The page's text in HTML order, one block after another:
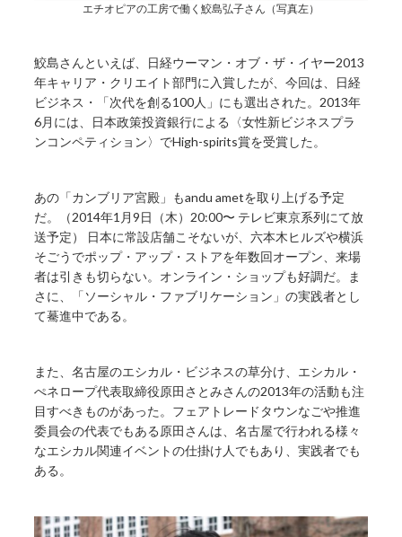
エチオピアの工房で働く鮫島弘子さん（写真左）
鮫島さんといえば、日経ウーマン・オブ・ザ・イヤー2013
年キャリア・クリエイト部門に入賞したが、今回は、日経
ビジネス・「次代を創る100人」にも選出された。2013年
6月には、日本政策投資銀行による〈女性新ビジネスプラ
ンコンペティション〉でHigh-spirits賞を受賞した。
あの「カンブリア宮殿」もandu ametを取り上げる予定
だ。（2014年1月9日（木）20:00〜 テレビ東京系列にて放
送予定） 日本に常設店舗こそないが、六本木ヒルズや横浜
そごうでポップ・アップ・ストアを年数回オープン、来場
者は引きも切らない。オンライン・ショップも好調だ。ま
さに、「ソーシャル・ファブリケーション」の実践者とし
て驀進中である。
また、名古屋のエシカル・ビジネスの草分け、エシカル・
ぺネロープ代表取締役原田さとみさんの2013年の活動も注
目すべきものがあった。フェアトレードタウンなごや推進
委員会の代表でもある原田さんは、名古屋で行われる様々
なエシカル関連イベントの仕掛け人でもあり、実践者でも
ある。